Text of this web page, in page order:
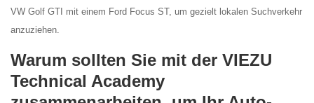
VW Golf GTI mit einem Ford Focus ST, um gezielt lokalen Suchverkehr
anzuziehen.
Warum sollten Sie mit der VIEZU
Technical Academy